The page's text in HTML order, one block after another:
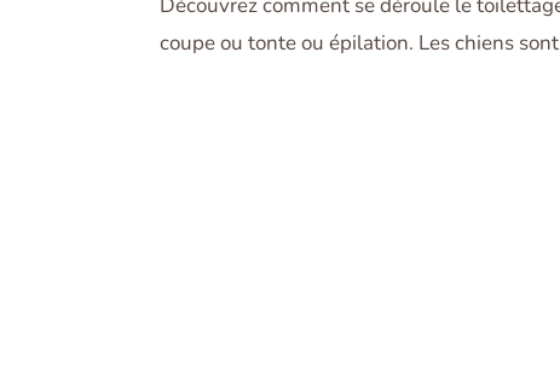
coupe ou tonte ou épilation. Les chiens